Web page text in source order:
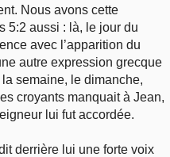
Nous avons cette
5:2 aussi : là, le jour du
avec l’apparition du
autre expression grecque
semaine, le dimanche,
croyants manquait à Jean,
lui fut accordée.
derrière lui une forte voix